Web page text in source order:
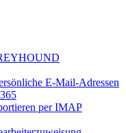
E-Mail-Adressen
per IMAP